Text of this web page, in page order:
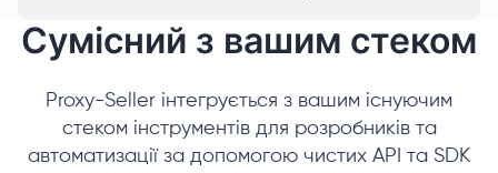
Сумісний з вашим стеком
Proxy-Seller інтегрується з вашим існуючим
стеком інструментів для розробників та
автоматизації за допомогою чистих API та SDK